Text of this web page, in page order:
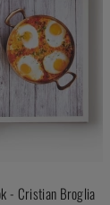
- Cristian Broglia